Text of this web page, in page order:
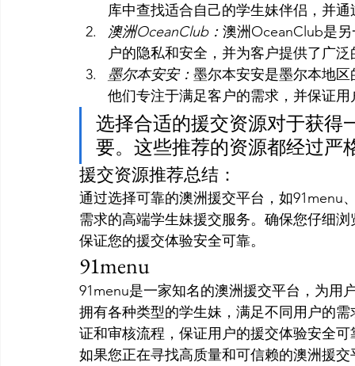
库中查找适合自己的学生妹伴侣，并
澳洲OceanClub： 澳洲OceanClub是
户的隐私和安全，并为客户提供了广泛
墨尔本安安： 墨尔本安安是墨尔本地
他们专注于满足客户的需求，并保证
选择合适的援交资源对于获得
要。这些推荐的资源都经过严
援交资源推荐总结：
通过选择可靠的澳洲援交平台，如91menu
需求的高端学生妹援交服务。确保您仔细
保证您的援交体验安全可靠。
91menu
91menu是一家知名的澳洲援交平台，为用
拥有各种类型的学生妹，满足不同用户的
证和审核流程，保证用户的援交体验安全可
如果您正在寻找高质量和可信赖的澳洲援交